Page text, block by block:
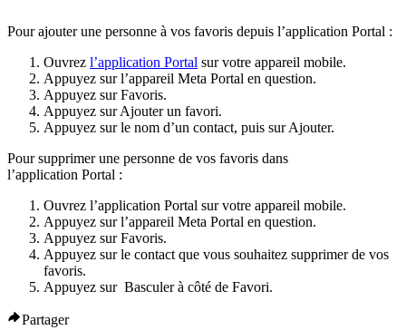
Pour ajouter une personne à vos favoris depuis l’application Portal :
Ouvrez l’application Portal sur votre appareil mobile.
Appuyez sur l’appareil Meta Portal en question.
Appuyez surFavoris.
Appuyez surAjouter un favori.
Appuyez sur le nom d’un contact, puis surAjouter.
Pour supprimer une personne de vos favoris dans
l’application Portal :
Ouvrez l’application Portal sur votre appareil mobile.
Appuyez sur l’appareil Meta Portal en question.
Appuyez surFavoris.
Appuyez sur le contact que vous souhaitez supprimer de vos
favoris.
Appuyez sur Basculerà côté de Favori.
Partager